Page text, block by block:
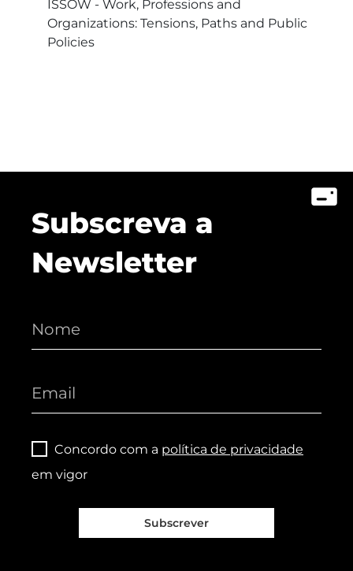
ISSOW - Work, Professions and
Organizations: Tensions, Paths and Public
Policies
Subscreva a
Newsletter
Concordo com a política de privacidade
em vigor
Subscrever